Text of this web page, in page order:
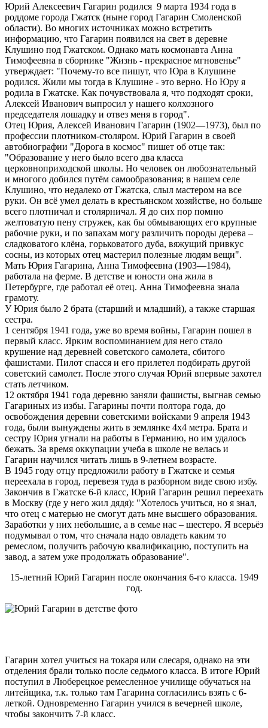
Юрий Алексеевич Гагарин родился 9 марта 1934 года в
роддоме города Гжатск (ныне город Гагарин Смоленской
области). Во многих источниках можно встретить
информацию, что Гагарин появился на свет в деревне
Клушино под Гжатском. Однако мать космонавта Анна
Тимофеевна в сборнике "Жизнь - прекрасное мгновенье"
утверждает: "Почему-то все пишут, что Юра в Клушине
родился. Жили мы тогда в Клушине - это верно. Но Юру я
родила в Гжатске. Как почувствовала я, что подходят сроки,
Алексей Иванович выпросил у нашего колхозного
председателя лошадку и отвез меня в город".
Отец Юрия, Алексей Иванович Гагарин (1902—1973), был по
профессии плотником-столяром. Юрий Гагарин в своей
автобиографии "Дорога в космос" пишет об отце так:
"Образование у него было всего два класса
церковноприходской школы. Но человек он любознательный
и многого добился путём самообразования; в нашем селе
Клушино, что недалеко от Гжатска, слыл мастером на все
руки. Он всё умел делать в крестьянском хозяйстве, но больше
всего плотничал и столярничал. Я до сих пор помню
желтоватую пену стружек, как бы обмывающих его крупные
рабочие руки, и по запахам могу различить породы дерева –
сладковатого клёна, горьковатого дуба, вяжущий привкус
сосны, из которых отец мастерил полезные людям вещи".
Мать Юрия Гагарина, Анна Тимофеевна (1903—1984),
работала на ферме. В детстве и юности она жила в
Петербурге, где работал её отец. Анна Тимофеевна знала
грамоту.
У Юрия было 2 брата (старший и младший), а также старшая
сестра.
1 сентября 1941 года, уже во время войны, Гагарин пошел в
первый класс. Ярким воспоминанием для него стало
крушение над деревней советского самолета, сбитого
фашистами. Пилот спасся и его прилетел подбирать другой
советский самолет. После этого случая Юрий впервые захотел
стать летчиком.
12 октября 1941 года деревню заняли фашисты, выгнав семью
Гагариных из избы. Гагарины почти полтора года, до
освобождения деревни советскими войсками 9 апреля 1943
года, были вынуждены жить в землянке 4х4 метра. Брата и
сестру Юрия угнали на работы в Германию, но им удалось
бежать. За время оккупации учеба в школе не велась и
Гагарин научился читать лишь в 9-летнем возрасте.
В 1945 году отцу предложили работу в Гжатске и семья
переехала в город, перевезя туда в разборном виде свою избу.
Закончив в Гжатске 6-й класс, Юрий Гагарин решил переехать
в Москву (где у него жил дядя): "Хотелось учиться, но я знал,
что отец с матерью не смогут дать мне высшего образования.
Заработки у них небольшие, а в семье нас – шестеро. Я всерьёз
подумывал о том, что сначала надо овладеть каким то
ремеслом, получить рабочую квалификацию, поступить на
завод, а затем уже продолжать образование".
15-летний Юрий Гагарин после окончания 6-го класса. 1949
год.
Гагарин хотел учиться на токаря или слесаря, однако на эти
отделения брали только после седьмого класса. В итоге Юрий
поступил в Люберецкое ремесленное училище обучаться на
литейщика, т.к. только там Гагарина согласились взять с 6-
леткой. Одновременно Гагарин учился в вечерней школе,
чтобы закончить 7-й класс.